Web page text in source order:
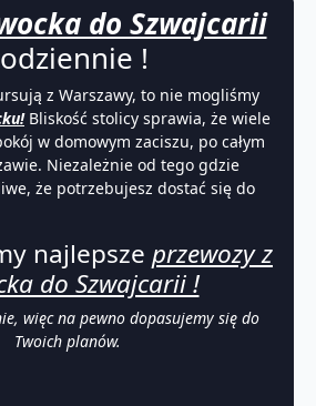
do Szwajcarii
!
z Warszawy, to nie mogliśmy
Bliskość stolicy sprawia, że wiele
w domowym zaciszu, po całym
Niezależnie od tego gdzie
że potrzebujesz dostać się do
najlepsze przewozy z
do Szwajcarii !
więc na pewno dopasujemy się do
Twoich planów.